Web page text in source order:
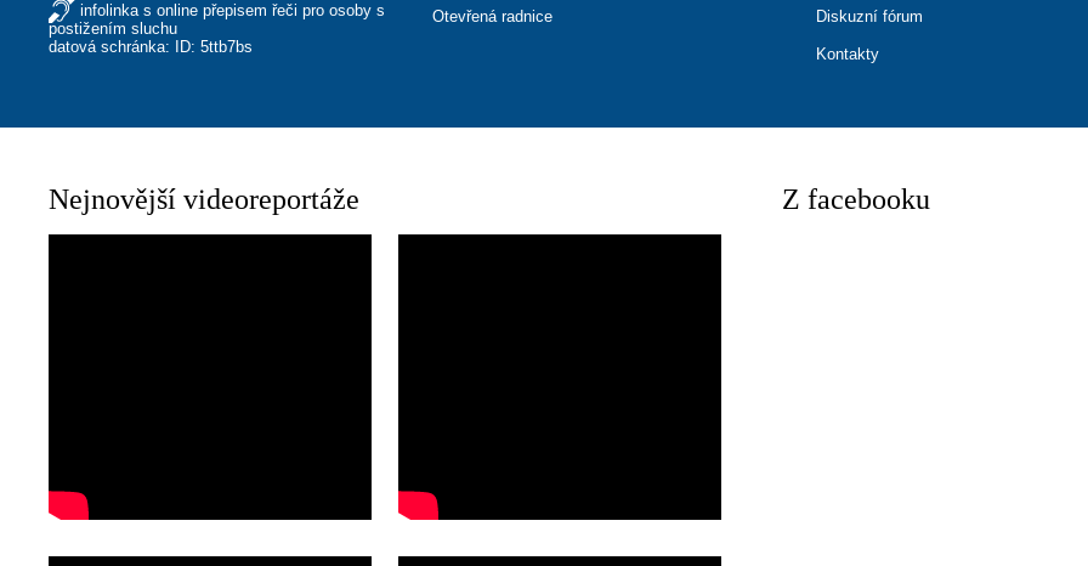
infolinka s online přepisem řeči pro osoby s
postižením sluchu
datová schránka: ID: 5ttb7bs
Otevřená radnice Diskuzní fórum
Kontakty
Nejnovější videoreportáže Z facebooku